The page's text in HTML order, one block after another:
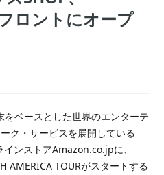
ロントにオープ
ベースとした世界のエンターテ
ク・サービスを展開している
インストアAmazon.co.jpに、
AMERICA TOURがスタートする